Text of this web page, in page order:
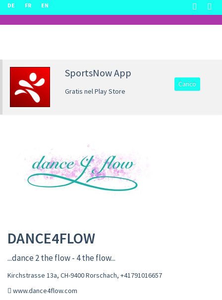
DE FR EN
SportsNow App
Gratis nel Play Store
Carico
DANCE4FLOW
...dance 2 the flow - 4 the flow...
Kirchstrasse 13a, CH-9400 Rorschach, +41791016657
www.dance4flow.com